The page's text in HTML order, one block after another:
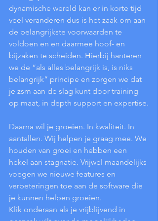
dynamische wereld kan er in korte tijd
veel veranderen dus is het zaak om aan
de belangrijkste voorwaarden te
voldoen en en daarmee hoof- en
bijzaken te scheiden. Hierbij hanteren
we de “als alles belangrijk is, is niks
belangrijk” principe en zorgen we dat
je zsm aan de slag kunt door training
op maat, in depth support en expertise.
Daarna wil je groeien. In kwaliteit. In
aantallen. Wij helpen je graag mee. We
houden van groei en hebben een
hekel aan stagnatie. Vrijwel maandelijks
voegen we nieuwe features en
verbeteringen toe aan de software die
je kunnen helpen groeien.
Klik onderaan als je vrijblijvend in